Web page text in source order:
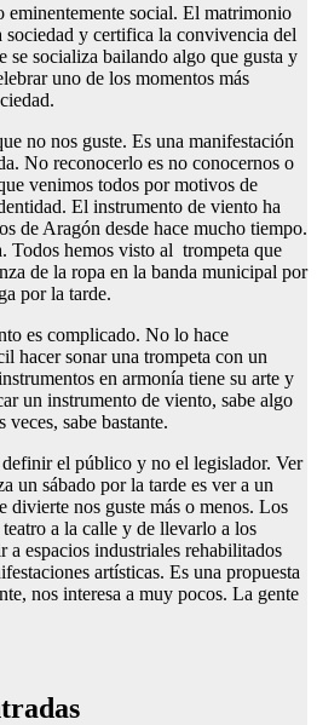
eminentemente social. El matrimonio
sociedad y certifica la convivencia del
se socializa bailando algo que gusta y
uno de los momentos más
no nos guste. Es una manifestación
No reconocerlo es no conocernos o
venimos todos por motivos de
El instrumento de viento ha
de Aragón desde hace mucho tiempo.
Todos hemos visto al trompeta que
de la ropa en la banda municipal por
por la tarde.
es complicado. No lo hace
hacer sonar una trompeta con un
en armonía tiene su arte y
un instrumento de viento, sabe algo
sabe bastante.
el público y no el legislador. Ver
un sábado por la tarde es ver a un
divierte nos guste más o menos. Los
a la calle y de llevarlo a los
a espacios industriales rehabilitados
artísticas. Es una propuesta
nos interesa a muy pocos. La gente